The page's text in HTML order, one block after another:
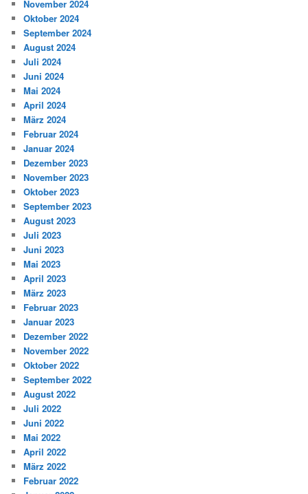
November 2024
Oktober 2024
September 2024
August 2024
Juli 2024
Juni 2024
Mai 2024
April 2024
März 2024
Februar 2024
Januar 2024
Dezember 2023
November 2023
Oktober 2023
September 2023
August 2023
Juli 2023
Juni 2023
Mai 2023
April 2023
März 2023
Februar 2023
Januar 2023
Dezember 2022
November 2022
Oktober 2022
September 2022
August 2022
Juli 2022
Juni 2022
Mai 2022
April 2022
März 2022
Februar 2022